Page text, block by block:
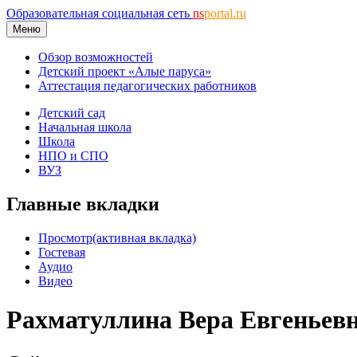
Образовательная социальная сеть nsportal.ru
Меню
Обзор возможностей
Детский проект «Алые паруса»
Аттестация педагогических работников
Детский сад
Начальная школа
Школа
НПО и СПО
ВУЗ
Главные вкладки
Просмотр(активная вкладка)
Гостевая
Аудио
Видео
Рахматуллина Вера